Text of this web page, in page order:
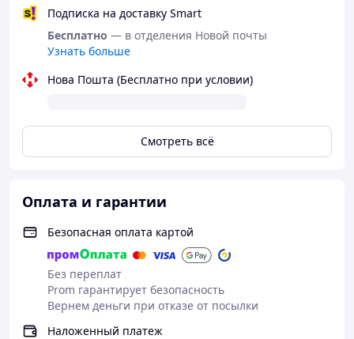
Подписка на доставку Smart
Бесплатно — в отделения Новой почты
Узнать больше
Нова Пошта (Бесплатно при условии)
Смотреть всё
Оплата и гарантии
Безопасная оплата картой
Без переплат
Prom гарантирует безопасность
Вернем деньги при отказе от посылки
Наложенный платеж